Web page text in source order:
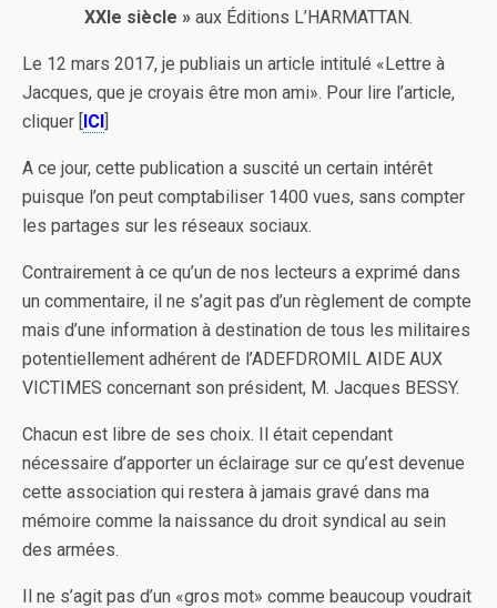
XXIe siècle » aux Éditions L’HARMATTAN.
Le 12 mars 2017, je publiais un article intitulé «Lettre à
Jacques, que je croyais être mon ami». Pour lire l’article,
cliquer [ICI]
A ce jour, cette publication a suscité un certain intérêt
puisque l’on peut comptabiliser 1400 vues, sans compter
les partages sur les réseaux sociaux.
Contrairement à ce qu’un de nos lecteurs a exprimé dans
un commentaire, il ne s’agit pas d’un règlement de compte
mais d’une information à destination de tous les militaires
potentiellement adhérent de l’ADEFDROMIL AIDE AUX
VICTIMES concernant son président, M. Jacques BESSY.
Chacun est libre de ses choix. Il était cependant
nécessaire d’apporter un éclairage sur ce qu’est devenue
cette association qui restera à jamais gravé dans ma
mémoire comme la naissance du droit syndical au sein
des armées.
Il ne s’agit pas d’un «gros mot» comme beaucoup voudrait